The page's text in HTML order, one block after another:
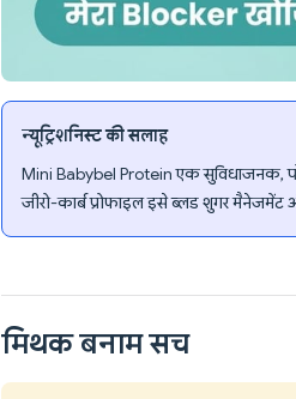
न्यूट्रिशनिस्ट की सलाह
Mini Babybel Protein एक सुविधाजनक,
जीरो-कार्ब प्रोफाइल इसे ब्लड शुगर मैनेजमेंट
मिथक बनाम सच